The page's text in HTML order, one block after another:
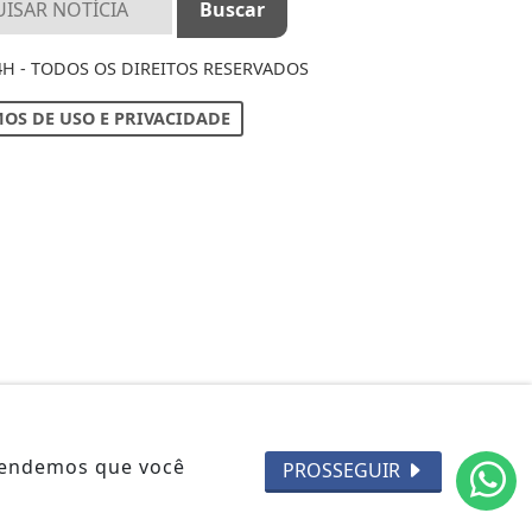
- TODOS OS DIREITOS RESERVADOS
DE USO E PRIVACIDADE
que você
PROSSEGUIR